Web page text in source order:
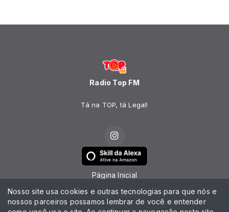
Radio Top FM
Tá na TOP, tá Legal!
Página Inicial
Programação
Nosso site usa cookies e outras tecnologias para que nós e
nossos parceiros possamos lembrar de você e entender